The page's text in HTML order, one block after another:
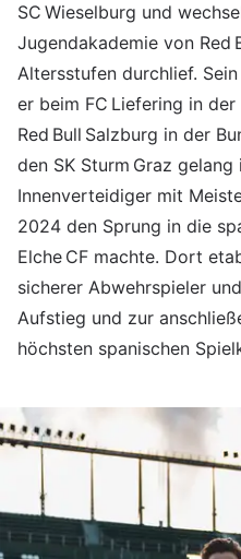
SC Wieselburg und
Jugendakademie von Red
Altersstufen durchlief.
er beim FC Liefering in
Red Bull Salzburg in der
den SK Sturm Graz
Innenverteidiger mit
2024 den Sprung in die
Elche CF machte. Dort
sicherer Abwehrspieler
Aufstieg und zur
höchsten spanischen